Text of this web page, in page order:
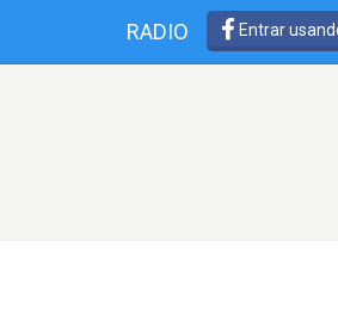
RADIO Entrar